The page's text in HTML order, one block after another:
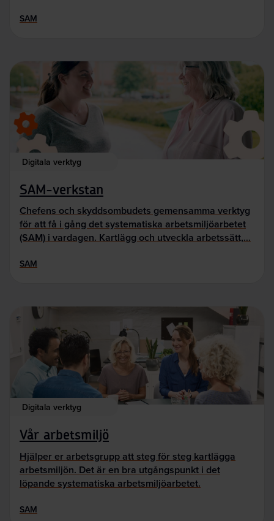
SAM
Digitala verktyg
SAM-verkstan
Chefens och skyddsombudets gemensamma verktyg
för att få i gång det systematiska arbetsmiljöarbetet
(SAM) i vardagen. Kartlägg och utveckla arbetssätt,…
SAM
Digitala verktyg
Vår arbetsmiljö
Hjälper er arbetsgrupp att steg för steg kartlägga
arbetsmiljön. Det är en bra utgångspunkt i det
löpande systematiska arbetsmiljöarbetet.
SAM